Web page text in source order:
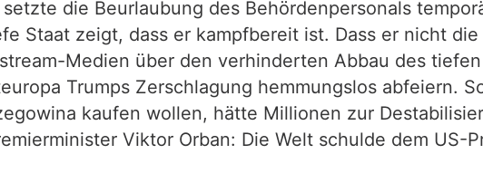
die Beurlaubung des Behördenpersonals
Staat zeigt, dass er kampfbereit ist. Dass er nicht
Medien über den verhinderten Abbau des
Trumps Zerschlagung hemmungslos abfeiern.
kaufen wollen, hätte Millionen zur
Viktor Orban: Die Welt schulde dem US-